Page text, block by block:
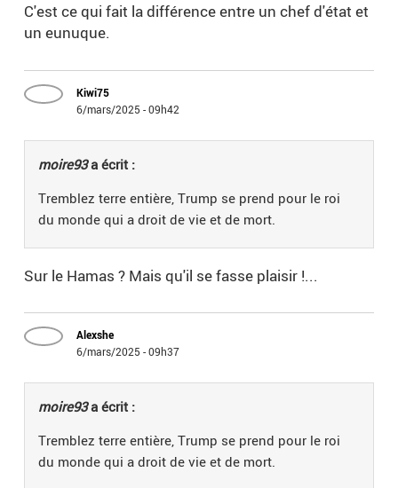
C'est ce qui fait la différence entre un chef d'état et
un eunuque.
Kiwi75
6/mars/2025 - 09h42
moire93a écrit :
Tremblez terre entière, Trump se prend pour le roi
du monde qui a droit de vie et de mort.
Sur le Hamas ? Mais qu'il se fasse plaisir !...
Alexshe
6/mars/2025 - 09h37
moire93a écrit :
Tremblez terre entière, Trump se prend pour le roi
du monde qui a droit de vie et de mort.